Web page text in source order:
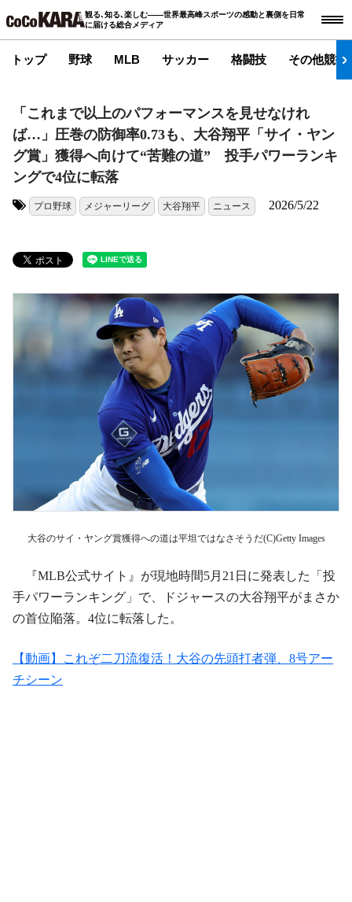
観る､知る､楽しむ――世界最高峰スポーツの感動と裏側を日常
に届ける総合メディア
トップ 野球 MLB サッカー 格闘技 その他競技
「これまで以上のパフォーマンスを見せなけれ
ば…」圧巻の防御率0.73も、大谷翔平「サイ・ヤン
グ賞」獲得へ向けて“苦難の道” 投手パワーランキ
ングで4位に転落
プロ野球 メジャーリーグ 大谷翔平 ニュース 2026/5/22
大谷のサイ・ヤング賞獲得への道は平坦ではなさそうだ(C)Getty Images
『MLB公式サイト』が現地時間5月21日に発表した「投
手パワーランキング」で、ドジャースの大谷翔平がまさか
の首位陥落。4位に転落した。
【動画】これぞ二刀流復活！大谷の先頭打者弾、8号アー
チシーン